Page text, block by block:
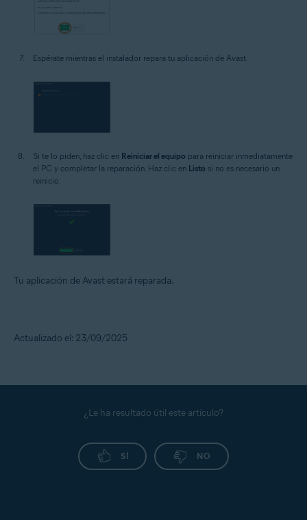
Espérate mientras el instalador repara tu aplicación de Avast.
Si te lo piden, haz clic en Reiniciar el equipo para reiniciar inmediatamente
el PC y completar la reparación. Haz clic en Listo si no es necesario un
reinicio.
Tu aplicación de Avast estará reparada.
Actualizado el: 23/09/2025
¿Le ha resultado útil este artículo?
SÍ NO